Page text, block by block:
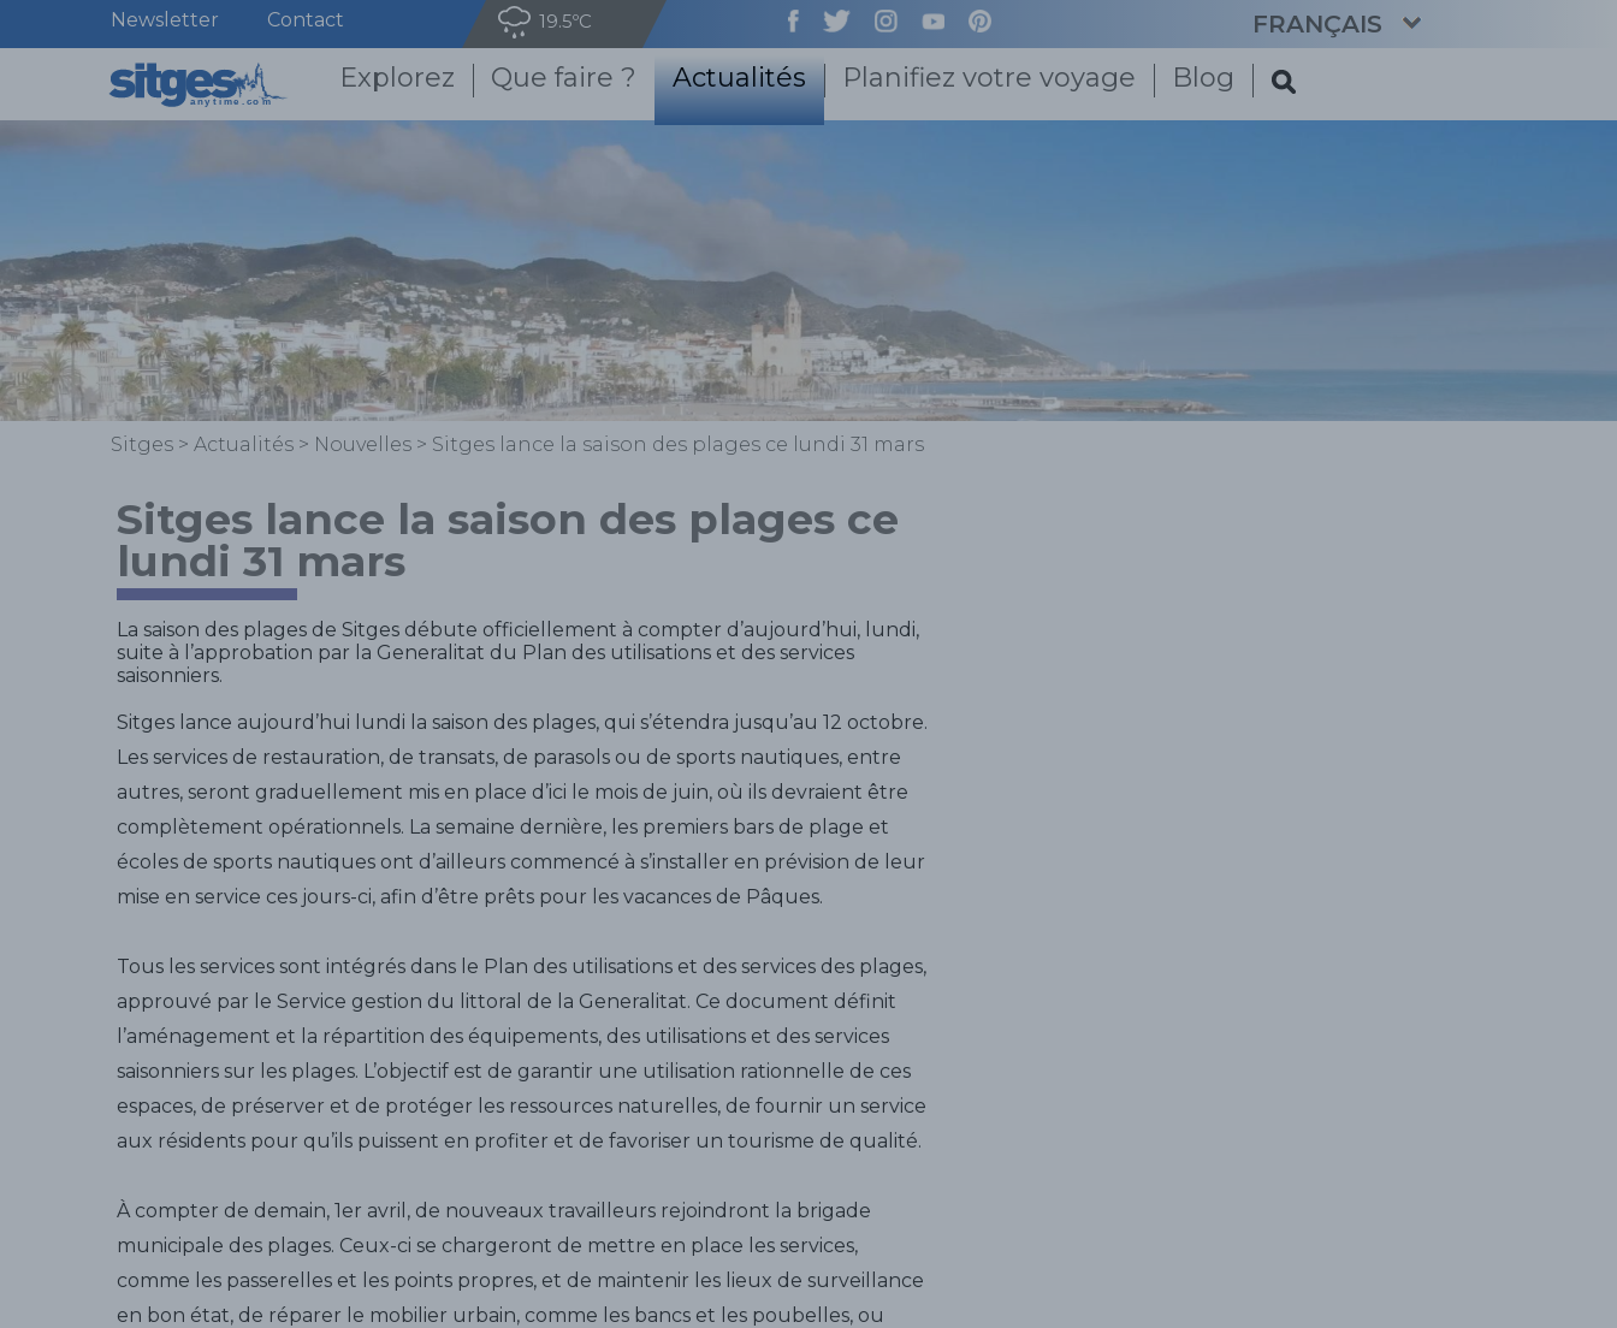
Newsletter Contact 19.5ºC FRANÇAIS
CATALÀ
Explorez Que faire ? Actualités Planifiez votre voyage Blog
Sitges > Actualités > Nouvelles > Sitges lance la saison des plages ce lundi 31 mars
Sitges lance la saison des plages ce
lundi 31 mars
La saison des plages de Sitges débute officiellement à compter d’aujourd’hui, lundi,
suite à l’approbation par la Generalitat du Plan des utilisations et des services
saisonniers.
Sitges lance aujourd’hui lundi la saison des plages, qui s’étendra jusqu’au 12 octobre.
Les services de restauration, de transats, de parasols ou de sports nautiques, entre
autres, seront graduellement mis en place d’ici le mois de juin, où ils devraient être
complètement opérationnels. La semaine dernière, les premiers bars de plage et
écoles de sports nautiques ont d’ailleurs commencé à s’installer en prévision de leur
mise en service ces jours-ci, afin d’être prêts pour les vacances de Pâques.
Tous les services sont intégrés dans le Plan des utilisations et des services des plages,
approuvé par le Service gestion du littoral de la Generalitat. Ce document définit
l’aménagement et la répartition des équipements, des utilisations et des services
saisonniers sur les plages. L’objectif est de garantir une utilisation rationnelle de ces
espaces, de préserver et de protéger les ressources naturelles, de fournir un service
aux résidents pour qu’ils puissent en profiter et de favoriser un tourisme de qualité.
À compter de demain, 1er avril, de nouveaux travailleurs rejoindront la brigade
municipale des plages. Ceux-ci se chargeront de mettre en place les services,
comme les passerelles et les points propres, et de maintenir les lieux de surveillance
en bon état, de réparer le mobilier urbain, comme les bancs et les poubelles, ou